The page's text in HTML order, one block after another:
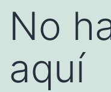
No
aquí